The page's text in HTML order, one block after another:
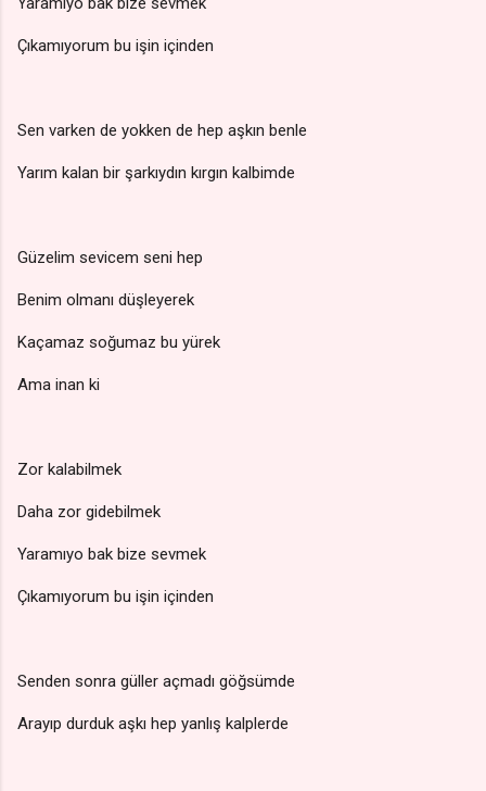
Çıkamıyorum bu işin içinden
Sen varken de yokken de hep aşkın benle
Yarım kalan bir şarkıydın kırgın kalbimde
Güzelim sevicem seni hep
Benim olmanı düşleyerek
Kaçamaz soğumaz bu yürek
Ama inan ki
Zor kalabilmek
Daha zor gidebilmek
Yaramıyo bak bize sevmek
Çıkamıyorum bu işin içinden
Senden sonra güller açmadı göğsümde
Arayıp durduk aşkı hep yanlış kalplerde